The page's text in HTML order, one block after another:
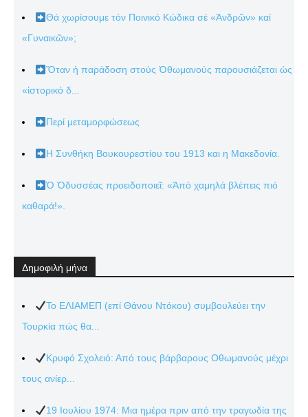
Θά χωρίσουμε τόν Ποινικό Κώδικα σέ «Ἀνδρῶν» καί
«Γυναικῶν»;
Ὅταν ἡ παράδοση στούς Ὀθωμανούς παρουσιάζεται ὡς
«ἱστορικό δ...
Περί μεταμορφώσεως
Η Συνθήκη Βουκουρεστίου του 1913 και η Μακεδονία.
Ὁ Ὀδυσσέας προειδοποιεῖ: «Ἀπό χαμηλά βλέπεις πιό
καθαρά!».
Δημοφιλή μήνα
Το ΕΛΙΑΜΕΠ (επί Θάνου Ντόκου) συμβουλεύει την
Τουρκία πώς θα...
Κρυφό Σχολειό: Από τους βάρβαρους Οθωμανούς μέχρι
τους ανίερ...
19 Ιουλίου 1974: Μια ημέρα πριν από την τραγωδία της